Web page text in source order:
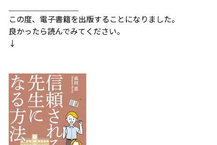
この度、電子書籍を出版することになりました。
良かったら読んでみてください。
↓